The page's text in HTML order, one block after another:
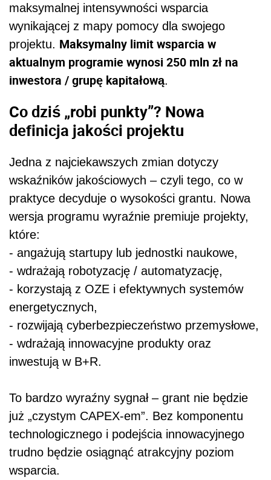
maksymalnej intensywności wsparcia
wynikającej z mapy pomocy dla swojego
projektu. Maksymalny limit wsparcia w
aktualnym programie wynosi 250 mln zł na
inwestora / grupę kapitałową.
Co dziś „robi punkty”? Nowa
definicja jakości projektu
Jedna z najciekawszych zmian dotyczy
wskaźników jakościowych – czyli tego, co w
praktyce decyduje o wysokości grantu. Nowa
wersja programu wyraźnie premiuje projekty,
które:
- angażują startupy lub jednostki naukowe,
- wdrażają robotyzację / automatyzację,
- korzystają z OZE i efektywnych systemów
energetycznych,
- rozwijają cyberbezpieczeństwo przemysłowe,
- wdrażają innowacyjne produkty oraz
inwestują w B+R.
To bardzo wyraźny sygnał – grant nie będzie
już „czystym CAPEX-em”. Bez komponentu
technologicznego i podejścia innowacyjnego
trudno będzie osiągnąć atrakcyjny poziom
wsparcia.